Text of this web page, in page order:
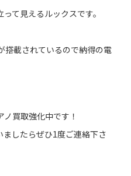
て見えるルックスです。
搭載されているので納得の電
買取強化中です！
したらぜひ1度ご連絡下さ